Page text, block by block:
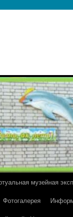
музейная
Фотогалерея